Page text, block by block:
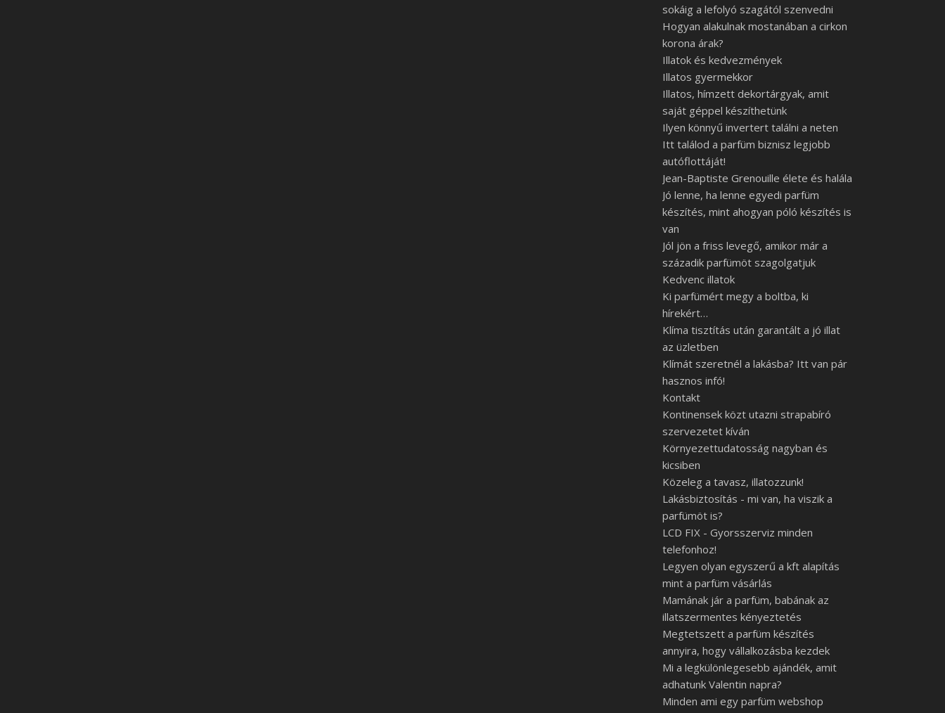
sokáig a lefolyó szagától szenvedni
Hogyan alakulnak mostanában a cirkon
korona árak?
Illatok és kedvezmények
Illatos gyermekkor
Illatos, hímzett dekortárgyak, amit
saját géppel készíthetünk
Ilyen könnyű invertert találni a neten
Itt találod a parfüm biznisz legjobb
autóflottáját!
Jean-Baptiste Grenouille élete és halála
Jó lenne, ha lenne egyedi parfüm
készítés, mint ahogyan póló készítés is
van
Jól jön a friss levegő, amikor már a
századik parfümöt szagolgatjuk
Kedvenc illatok
Ki parfümért megy a boltba, ki
hírekért…
Klíma tisztítás után garantált a jó illat
az üzletben
Klímát szeretnél a lakásba? Itt van pár
hasznos infó!
Kontakt
Kontinensek közt utazni strapabíró
szervezetet kíván
Környezettudatosság nagyban és
kicsiben
Közeleg a tavasz, illatozzunk!
Lakásbiztosítás - mi van, ha viszik a
parfümöt is?
LCD FIX - Gyorsszerviz minden
telefonhoz!
Legyen olyan egyszerű a kft alapítás
mint a parfüm vásárlás
Mamának jár a parfüm, babának az
illatszermentes kényeztetés
Megtetszett a parfüm készítés
annyira, hogy vállalkozásba kezdek
Mi a legkülönlegesebb ajándék, amit
adhatunk Valentin napra?
Minden ami egy parfüm webshop